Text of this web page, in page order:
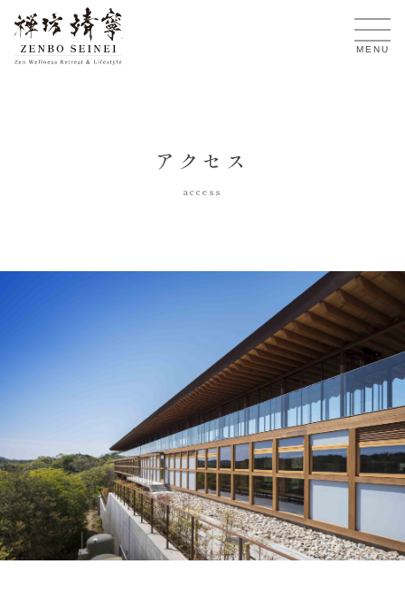
JA
MENU
アクセス
access